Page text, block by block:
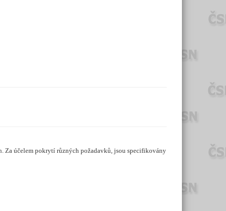
Za účelem pokrytí různých požadavků, jsou specifikovány